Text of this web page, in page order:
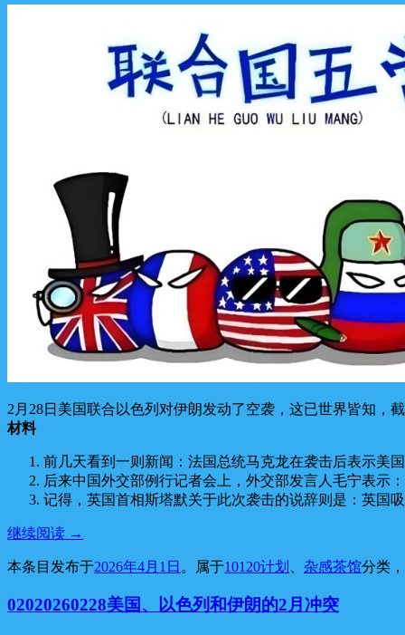
2月28日美国联合以色列对伊朗发动了空袭，这已世界皆知，
材料
前几天看到一则新闻：法国总统马克龙在袭击后表示美
后来中国外交部例行记者会上，外交部发言人毛宁表示
记得，英国首相斯塔默关于此次袭击的说辞则是：英国
继续阅读 →
本条目发布于2026年4月1日 。属于10120计划 杂感茶馆分类
02020260228美国、以色列和伊朗的2月冲突